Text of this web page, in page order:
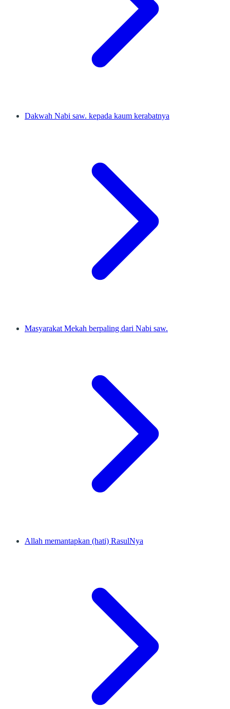
Dakwah Nabi saw. kepada kaum kerabatnya
Masyarakat Mekah berpaling dari Nabi saw.
Allah memantapkan (hati) RasulNya